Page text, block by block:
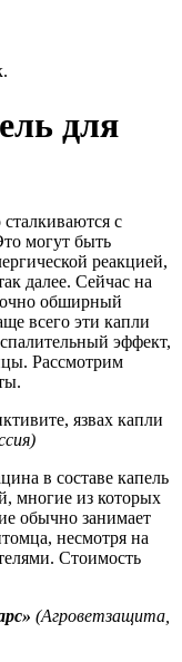
для
с
могут быть
реакцией,
далее. Сейчас на
обширный
всего эти капли
эффект,
Рассмотрим
язвах капли
в составе капель
многие из которых
обычно занимает
несмотря на
Стоимость
(Агроветзащита,